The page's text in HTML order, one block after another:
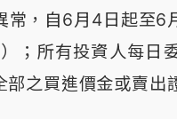
常，自6月4日起至6
；所有投資人每日
之買進價金或賣出